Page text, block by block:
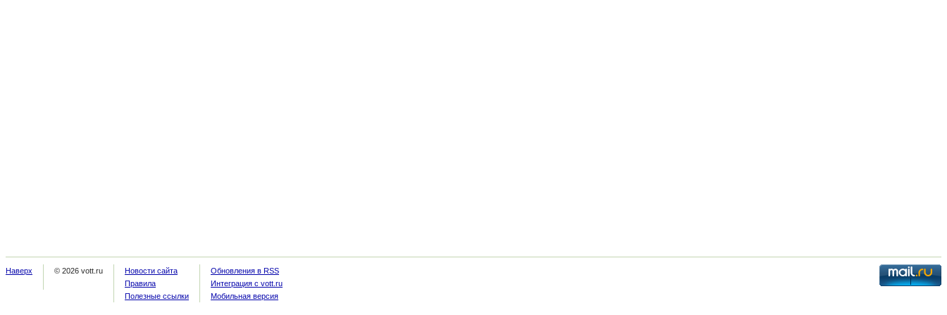
Наверх © 2026 vott.ru
Новости сайта
Правила
Полезные ссылки
Обновления в RSS
Интеграция с vott.ru
Мобильная версия